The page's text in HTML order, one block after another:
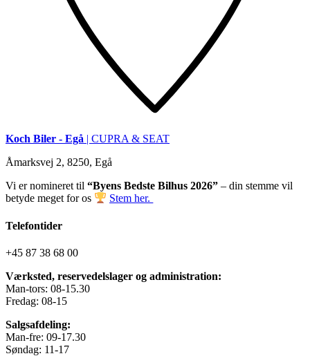
Koch Biler - Egå | CUPRA & SEAT
Åmarksvej 2, 8250, Egå
Vi er nomineret til “Byens Bedste Bilhus 2026” – din stemme vil
betyde meget for os
Stem her.
Telefontider
+45 87 38 68 00
Værksted, reservedelslager og administration:
Man-tors: 08-15.30
Fredag: 08-15
Salgsafdeling:
Man-fre: 09-17.30
Søndag: 11-17